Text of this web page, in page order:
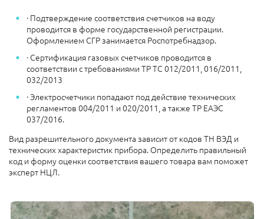
· Подтверждение соответствия счетчиков на воду
проводится в форме государственной регистрации.
Оформлением СГР занимается Роспотребнадзор.
· Сертификация газовых счетчиков проводится в
соответствии с требованиями ТР ТС 012/2011, 016/2011,
032/2013
· Электросчетчики попадают под действие технических
регламентов 004/2011 и 020/2011, а также ТР ЕАЭС
037/2016.
Вид разрешительного документа зависит от кодов ТН ВЭД и
технических характеристик прибора. Определить правильный
код и форму оценки соответствия вашего товара вам поможет
эксперт НЦЛ.